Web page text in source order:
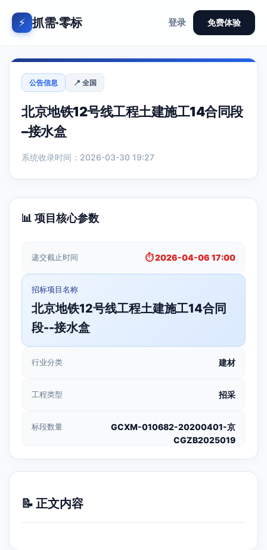
⚡ 抓需·零标 登录 免费体验
公告信息 📍 全国
北京地铁12号线工程土建施工14合同段
–接水盒
系统收录时间：2026-03-30 19:27
📊 项目核心参数
递交截止时间 ⏱️ 2026-04-06 17:00
招标项目名称
北京地铁12号线工程土建施工14合同
段--接水盒
行业分类 建材
工程类型 招采
标段数量
GCXM-010682-20200401-京
CGZB2025019
📝 正文内容